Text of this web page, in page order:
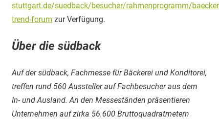
stuttgart.de/suedback/besucher/rahmenprogramm/
trend-forum zur Verfügung.
Über die südback
Auf der südback, Fachmesse für Bäckerei und Konditorei,
treffen rund 560 Aussteller auf Fachbesucher aus dem
In- und Ausland. An den Messeständen präsentieren
Unternehmen auf zirka 56.600 Bruttoquadratmetern